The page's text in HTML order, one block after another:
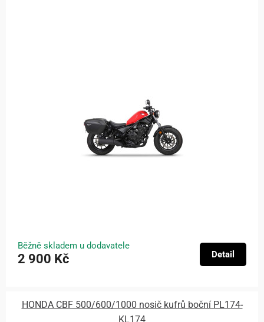
Běžně skladem u dodavatele
2 900 Kč Detail
HONDA CBF 500/600/1000 nosič kufrů boční PL174-
KL174